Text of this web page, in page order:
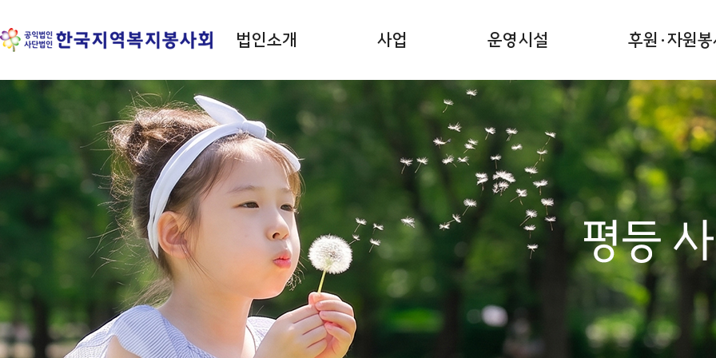
법인소개 사업 운영시설 후원·자원
평등 · 사랑 · 나눔 실천
한국지역복지봉사회